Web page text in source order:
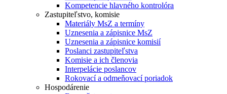
Kompetencie hlavného kontrolóra
Zastupiteľstvo, komisie
Materiály MsZ a termíny
Uznesenia a zápisnice MsZ
Uznesenia a zápisnice komisií
Poslanci zastupiteľstva
Komisie a ich členovia
Interpelácie poslancov
Rokovací a odmeňovací poriadok
Hospodárenie